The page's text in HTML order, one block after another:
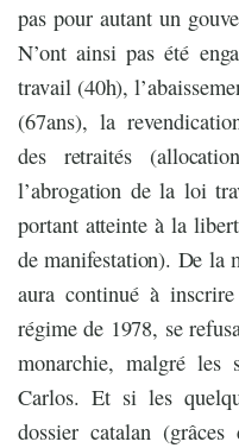
pas pour autant un
N’ont ainsi pas été
travail (40h),
(67ans), la
des retraités
l’abrogation de la loi
portant atteinte à la
de manifestation). De la
aura continué à
régime de 1978, se
monarchie, malgré les
Carlos. Et si les
dossier catalan (grâces